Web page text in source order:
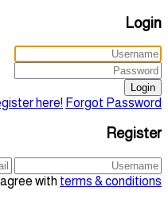
Login
Login
here! Forgot Password?
Register
agree with terms & conditions